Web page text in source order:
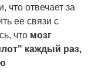
что отвечает за
ее связи с
что мозг
каждый раз,